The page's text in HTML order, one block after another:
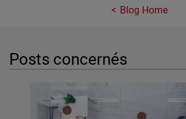
Blog Home
Posts concernés